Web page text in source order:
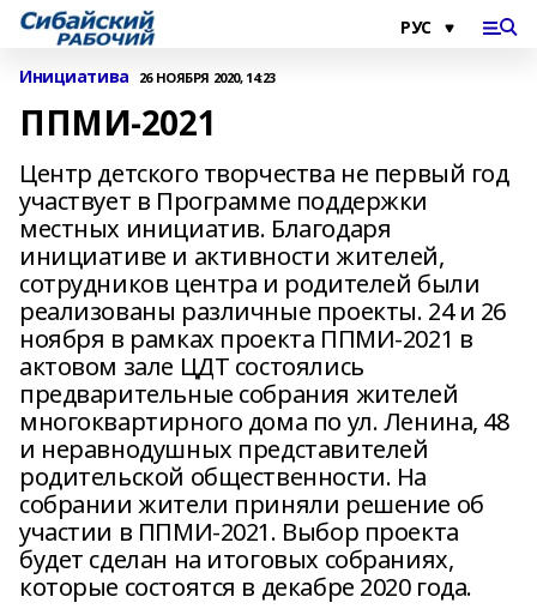
Инициатива 26 НОЯБРЯ 2020, 14:23
ППМИ-2021
Центр детского творчества не первый год
участвует в Программе поддержки
местных инициатив. Благодаря
инициативе и активности жителей,
сотрудников центра и родителей были
реализованы различные проекты. 24 и 26
ноября в рамках проекта ППМИ-2021 в
актовом зале ЦДТ состоялись
предварительные собрания жителей
многоквартирного дома по ул. Ленина, 48
и неравнодушных представителей
родительской общественности. На
собрании жители приняли решение об
участии в ППМИ-2021. Выбор проекта
будет сделан на итоговых собраниях,
которые состоятся в декабре 2020 года.